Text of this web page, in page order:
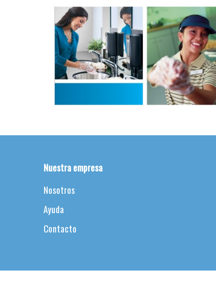
Nuestra empresa
Nosotros
Ayuda
Contacto